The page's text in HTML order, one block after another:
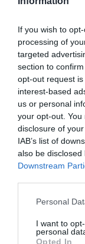
If you wish to
processing of
targeted
section to
opt-out request
interest-based
us or personal
your opt-out.
disclosure of
IAB’s list of
also be
Downstream
Please note that
not limited to
grant or deny
Personal
I want to
personal
Opted In
Az enyhe októberi
telítődtek az uniós
mérséklődtek az
októberben az…